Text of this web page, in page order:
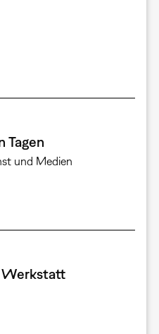
Tagen
und Medien
Werkstatt